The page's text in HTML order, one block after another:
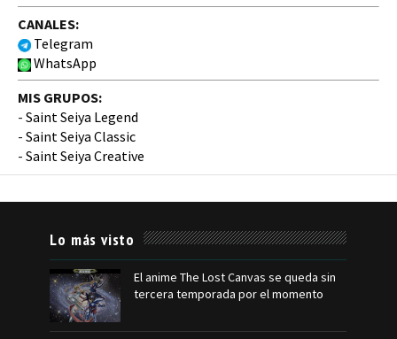
CANALES:
Telegram
WhatsApp
MIS GRUPOS:
- Saint Seiya Legend
- Saint Seiya Classic
- Saint Seiya Creative
Lo más visto
El anime The Lost Canvas se queda sin
tercera temporada por el momento